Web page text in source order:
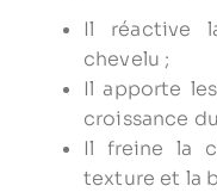
Il réactive
chevelu ;
Il apporte
croissance
Il freine la
texture et la